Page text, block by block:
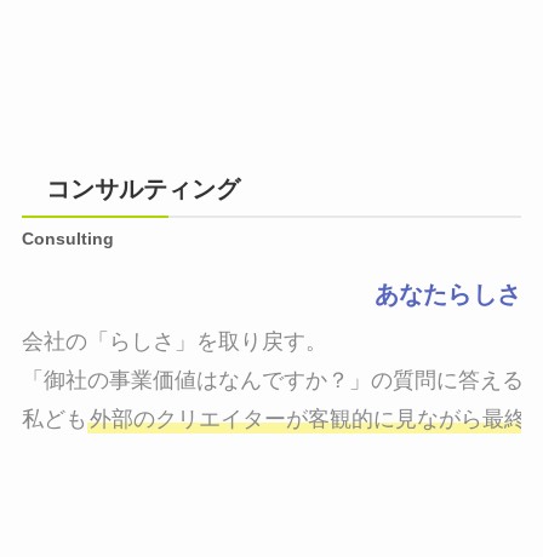
コンサルティング
Consulting
あなたらしさ
会社の「らしさ」を取り戻す。
「御社の事業価値はなんですか？」の質問に答える
私ども 外部のクリエイターが客観的に見ながら最終